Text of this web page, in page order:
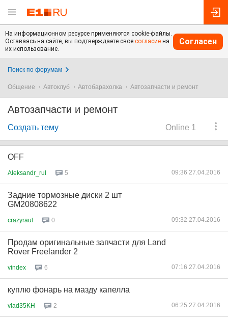
На информационном ресурсе применяются cookie-файлы.
Оставаясь на сайте, вы подтверждаете свое согласие на
их использование.
Согласен
Поиск по форумам
Общение Автоклуб Автобарахолка Автозапчасти и ремонт
Автозапчасти и ремонт
Online 1
Создать тему
OFF
Aleksandr_rul 5 09:36 27.04.2016
Задние тормозные диски 2 шт
GM20808622
crazyraul 0 09:32 27.04.2016
Продам оригинальные запчасти для Land
Rover Freelander 2
vindex 6 07:16 27.04.2016
куплю фонарь на мазду капелла
vlad35KH 2 06:25 27.04.2016